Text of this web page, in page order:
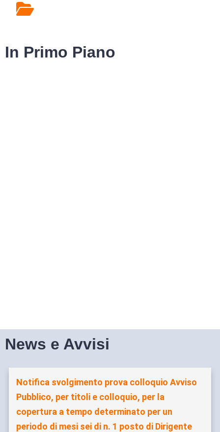
In Primo Piano
News e Avvisi
Notifica svolgimento prova colloquio Avviso
Pubblico, per titoli e colloquio, per la
copertura a tempo determinato per un
periodo di mesi sei di n. 1 posto di Dirigente